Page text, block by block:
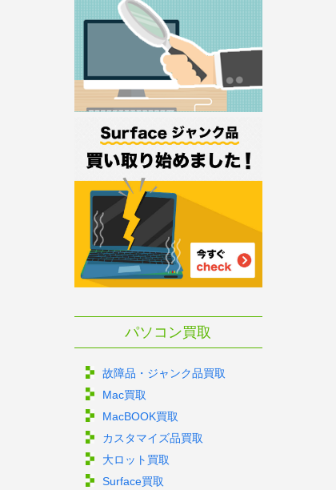
パソコン買取
故障品・ジャンク品買取
Mac買取
MacBOOK買取
カスタマイズ品買取
大ロット買取
Surface買取